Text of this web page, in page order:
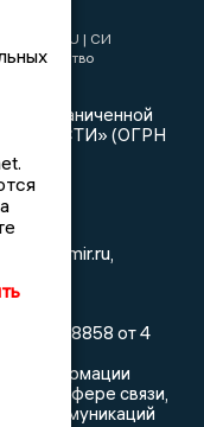
| СИ
агентство
с ограниченной
НОВОСТИ» (ОГРН
,
ФС77-78858 от 4
информации
в сфере связи,
коммуникаций